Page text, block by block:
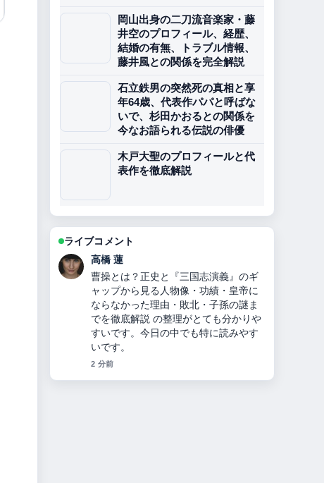
岡山出身の二刀流音楽家・藤
井空のプロフィール、経歴、
結婚の有無、トラブル情報、
藤井風との関係を完全解説
石立鉄男の突然死の真相と享
年64歳、代表作パパと呼ばな
いで、杉田かおるとの関係を
今なお語られる伝説の俳優
木戸大聖のプロフィールと代
表作を徹底解説
ライブコメント
佐藤 遥
新庄剛志の今：マスクの理由と結婚、
年収、詐欺被害 を追っていますが、こ
の解説は落ち着いていて信頼できま
す。
4 分前